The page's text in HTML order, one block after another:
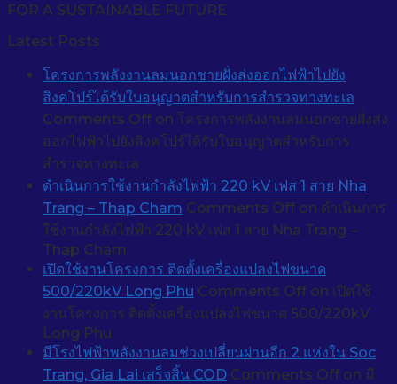
FOR A SUSTAINABLE FUTURE
Latest Posts
โครงการพลังงานลมนอกชายฝั่งส่งออกไฟฟ้าไปยัง
สิงคโปร์ได้รับใบอนุญาตสำหรับการสำรวจทางทะเล
Comments Off on โครงการพลังงานลมนอกชายฝั่งส่ง
ออกไฟฟ้าไปยังสิงคโปร์ได้รับใบอนุญาตสำหรับการ
สำรวจทางทะเล
ดำเนินการใช้งานกำลังไฟฟ้า 220 kV เฟส 1 สาย Nha
Trang – Thap Cham Comments Off on ดำเนินการ
ใช้งานกำลังไฟฟ้า 220 kV เฟส 1 สาย Nha Trang –
Thap Cham
เปิดใช้งานโครงการ ติดตั้งเครื่องแปลงไฟขนาด
500/220kV Long Phu Comments Off on เปิดใช้
งานโครงการ ติดตั้งเครื่องแปลงไฟขนาด 500/220kV
Long Phu
มีโรงไฟฟ้าพลังงานลมช่วงเปลี่ยนผ่านอีก 2 แห่งใน Soc
Trang, Gia Lai เสร็จสิ้น COD Comments Off on มี